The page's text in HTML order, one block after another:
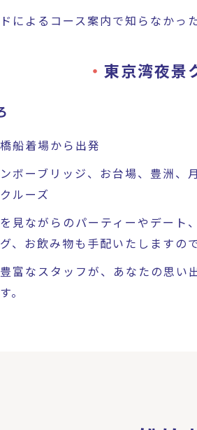
によるコース案内で知らなかっ
東京湾夜景
船着場から出発
ボーブリッジ、お台場、豊洲、
ルーズ
見ながらのパーティーやデート
、お飲み物も手配いたしますの
富なスタッフが、あなたの思い
。